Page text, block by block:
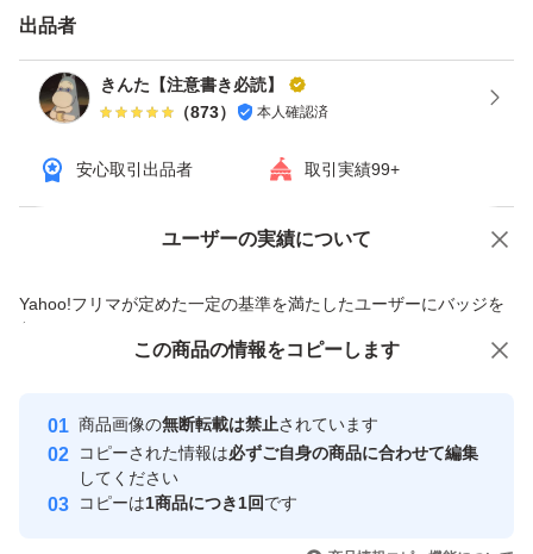
が、ご了承ください。
・冷蔵発送は仕組み上、不可となります。
・こちらの商品をご購入された方は20歳以上と判断いた
します
が、ダンボール希望の際はお申し付けください
・発送までの品質管理は徹底しておりますが、ご懸念点が
ある場合は購入前にお問い合わせ下さい。
することがある場合がありますが、これは通常の商品に問
題はありません。
しばらく置いてから開くとガス圧が落ち着いて液漏れの心
出品者
きんた【注意書き必読】
（873） 本人確認済
安心取引出品者 取引実績99+
ユーザーの実績について
Yahoo!フリマが定めた一定の基準を満たしたユーザーにバッジを
付与しています
安心取引出品者
心・安全なユーザーです
取引実績
引を完了させた実績があります
価格の相談 商品への質問
この商品の情報をコピーします
商品画像の無断転載は禁止されています
コピーされた情報は必ずご自身の商品に合わせて編集
してください
コピーは1商品につき1回です
この商品をみている人にオススメ